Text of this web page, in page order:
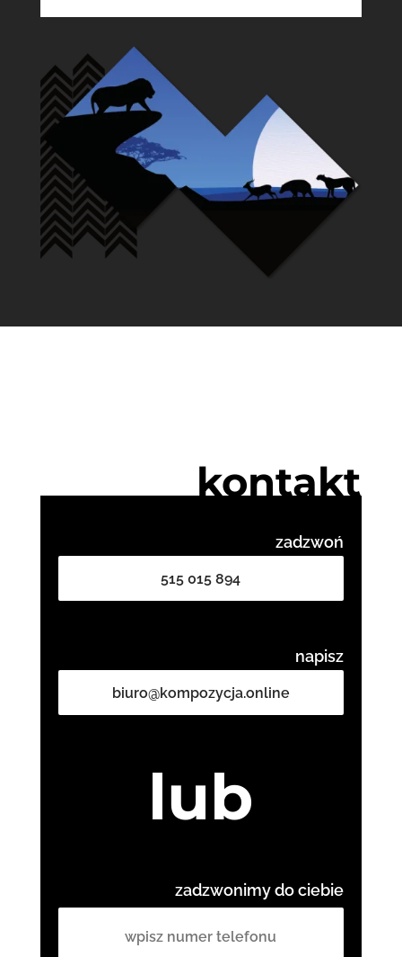
kontakt
zadzwoń
515 015 894
napisz
biuro@kompozycja.online
lub
zadzwonimy do ciebie